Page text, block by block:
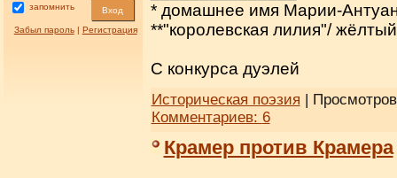
запомнить Вход
Забыл пароль| Регистрация
* домашнее имя Марии-
**"королевская лилия"/
С конкурса дуэлей
Историческая поэзия |
Комментариев: 6
Крамер против Крамера